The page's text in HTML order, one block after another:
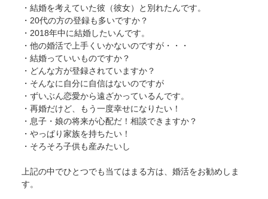
・結婚を考えていた彼（彼女）と別れたんです。
・20代の方の登録も多いですか？
・2018年中に結婚したいんです。
・他の婚活で上手くいかないのですが・・・
・結婚っていいものですか？
・どんな方が登録されていますか？
・そんなに自分に自信はないのですが
・ずいぶん恋愛から遠ざかっているんです。
・再婚だけど、もう一度幸せになりたい！
・息子・娘の将来が心配だ！相談できますか？
・やっぱり家族を持ちたい！
・そろそろ子供も産みたいし
上記の中でひとつでも当てはまる方は、婚活をお勧めしま
す。